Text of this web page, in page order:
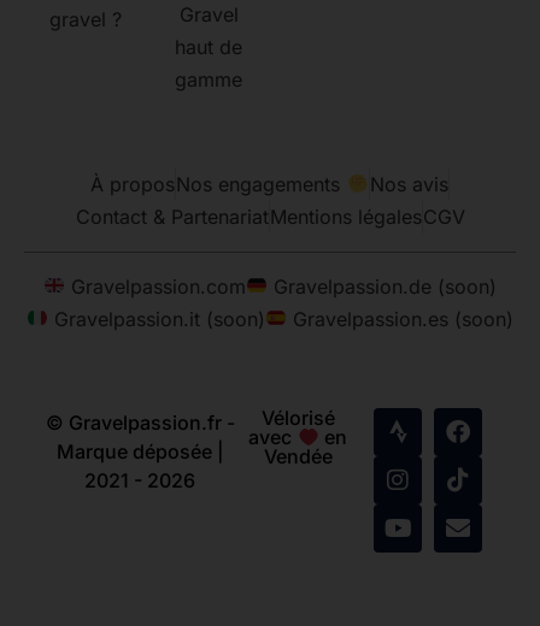
gravel ?
Gravel
haut de
gamme
À propos Nos engagements
Nos avis
Contact & Partenariat Mentions légalesCGV
Gravelpassion.com
Gravelpassion.de (soon)
Gravelpassion.it (soon)
Gravelpassion.es (soon)
© Gravelpassion.fr -
Marque déposée |
2021 - 2026
Vélorisé
avec
en
Vendée